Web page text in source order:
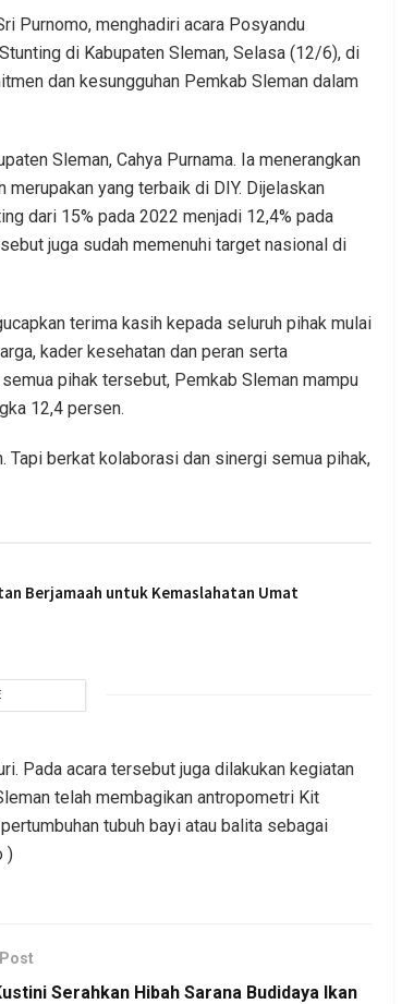
Purnomo, menghadiri acara Posyandu
di Kabupaten Sleman, Selasa (12/6), di
dan kesungguhan Pemkab Sleman dalam
Sleman, Cahya Purnama. Ia menerangkan
yang terbaik di DIY. Dijelaskan
dari 15% pada 2022 menjadi 12,4% pada
juga sudah memenuhi target nasional di
terima kasih kepada seluruh pihak mulai
kader kesehatan dan peran serta
pihak tersebut, Pemkab Sleman mampu
12,4 persen.
Tapi berkat kolaborasi dan sinergi semua pihak,
Berjamaah untuk Kemaslahatan Umat
Pada acara tersebut juga dilakukan kegiatan
telah membagikan antropometri Kit
tubuh bayi atau balita sebagai
)
Serahkan Hibah Sarana Budidaya Ikan